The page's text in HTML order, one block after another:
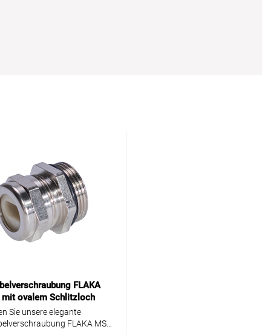
FLAKA
mit ovalem Schlitzloch
Sie unsere elegante
FLAKA MS